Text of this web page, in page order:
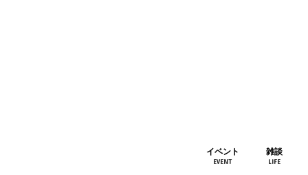
イベント
EVENT
雑談
LIFE